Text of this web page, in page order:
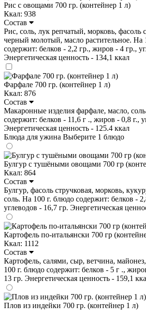
Рис с овощами 700 гр. (контейнер 1 л)
Ккал: 938
Состав
Рис, соль, лук репчатый, морковь, фасоль
черный молотый, масло растительное. На
содержит: белков - 2,2 гр., жиров - 4 гр.,
Энергетическая ценность - 134,1 ккал
Фарфале 700 гр. (контейнер 1 л)
Ккал: 876
Состав
Макаронные изделия фарфале, масло,
содержит: белков - 11,6 г ., жиров - 0,8 г.,
Энергетическая ценность - 125.4 ккал
Блюда для ужина Выберите 1 блюдо
Булгур с тушёными овощами 700 гр
Ккал: 864
Состав
Булгур, фасоль стручковая, морковь,
соль. На 100 г. блюдо содержит: белков -
углеводов - 16,7 гр. Энергетическая
Картофель по-итальянски 700 гр
Ккал: 1112
Состав
Картофель, салями, сыр, ветчина,
100 г. блюдо содержит: белков - 5 г .,
13 гр. Энергетическая ценность - 159,1
Плов из индейки 700 гр. (контейнер 1 л)